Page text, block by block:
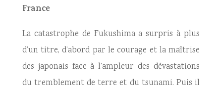
France
La catastrophe de Fukushima a surpris à plus
d’un titre, d’abord par le courage et la maîtrise
des japonais face à l’ampleur des dévastations
du tremblement de terre et du tsunami. Puis il